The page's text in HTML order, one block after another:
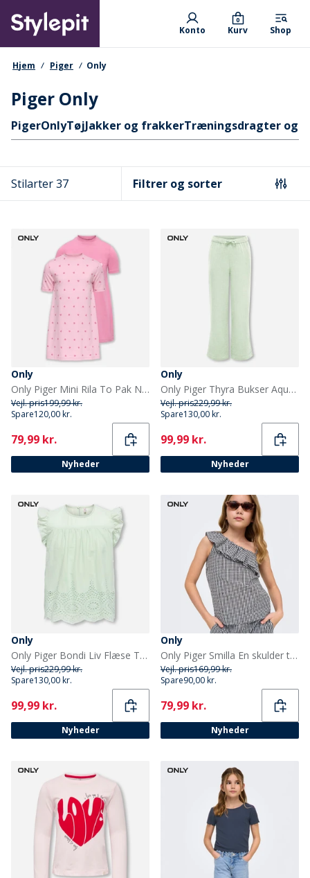
main
content
Primary departments
Konto Kurv
0
Shop
navigationssti
Hjem Piger Only
Piger Only
Hurtige links
PigerOnlyTøjJakker og frakkerTræningsdragter og
Stilarter 37 Filtrer og sorter
Only
Only Piger Mini Rila To Pak Nattøj Kjole Romance Rose
Vejl. pris199,99 kr.
Spare120,00 kr.
Current
79,99 kr.
Nyheder
Only
Only Piger Thyra Bukser Aqua Foam
Vejl. pris229,99 kr.
Spare130,00 kr.
Current
99,99 kr.
Nyheder
Only
Only Piger Bondi Liv Flæse Top Green Lily
Vejl. pris229,99 kr.
Spare130,00 kr.
Current
99,99 kr.
Nyheder
Only
Only Piger Smilla En skulder top Sort
Vejl. pris169,99 kr.
Spare90,00 kr.
Current
79,99 kr.
Nyheder